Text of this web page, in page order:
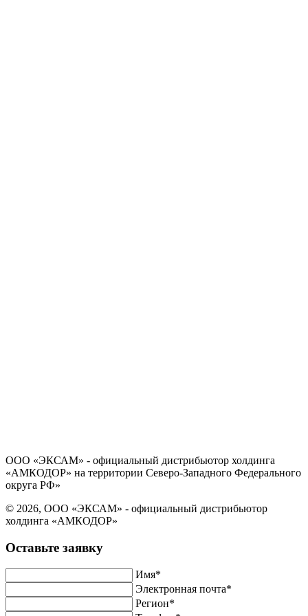
ООО «ЭКСАМ» - официальный дистрибьютор холдинга
«АМКОДОР» на территории Северо-Западного Федерального
округа РФ»
© 2026, ООО «ЭКСАМ» - официальный дистрибьютор
холдинга «АМКОДОР»
Оставьте заявку
Имя*
Электронная почта*
Регион*